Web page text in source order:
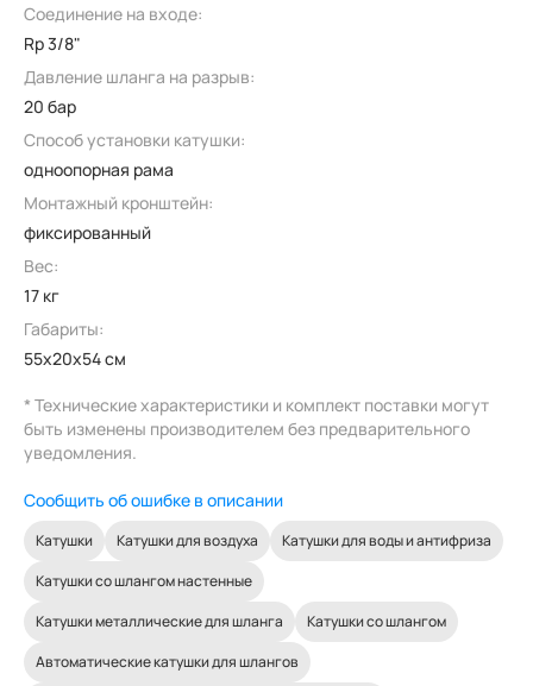
Соединение на входе:
Rp 3/8"
Давление шланга на разрыв:
20 бар
Способ установки катушки:
одноопорная рама
Монтажный кронштейн:
фиксированный
Вес:
17 кг
Габариты:
55x20x54 см
* Технические характеристики и комплект поставки могут
быть изменены производителем без предварительного
уведомления.
Сообщить об ошибке в описании
Катушки Катушки для воздуха
Катушки для воды и антифриза
Катушки со шлангом настенные
Катушки металлические для шланга
Катушки со шлангом
Автоматические катушки для шлангов